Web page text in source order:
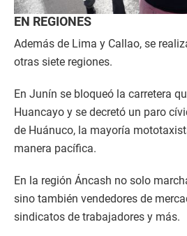
EN REGIONES
Además de Lima y Callao, se
otras siete regiones.
En Junín se bloqueó la carretera
Huancayo y se decretó un paro
de Huánuco, la mayoría
manera pacífica.
En la región Áncash no solo
sino también vendedores de
sindicatos de trabajadores y más.